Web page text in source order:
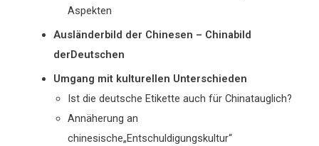
Aspekten
Ausländerbild der Chinesen – Chinabild
derDeutschen
Umgang mit kulturellen Unterschieden
Ist die deutsche Etikette auch für Chinatauglich?
Annäherung an
chinesische„Entschuldigungskultur“